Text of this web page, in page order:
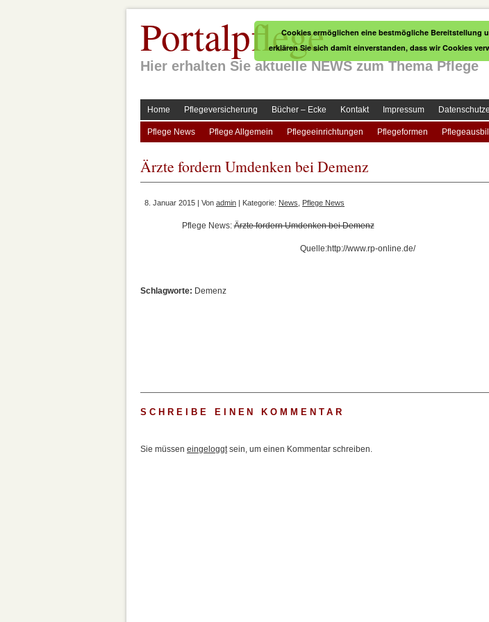
Portalpflege
Hier erhalten Sie aktuelle NEWS zum Thema Pflege
Home Pflegeversicherung Bücher – Ecke Kontakt Impressum
Pflege News Pflege Allgemein Pflegeeinrichtungen Pflegeformen
Ärzte fordern Umdenken bei Demenz
8. Januar 2015 | Von admin | Kategorie: News Pflege News
Pflege News:Ärzte fordern Umdenken bei Demenz
Quelle:http://www.rp-online.de/
Schlagworte: Demenz
SCHREIBE EINEN KOMMENTAR
Sie müssen eingeloggtsein, um einen Kommentar schreiben.
Cookies ermöglichen eine bestmögliche Bereitstellung
erklären Sie sich damit einverstanden, dass wir Cookies